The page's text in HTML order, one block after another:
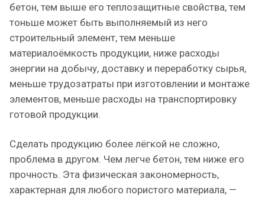
бетон, тем выше его теплозащитные свойства, тем
тоньше может быть выполняемый из него
строительный элемент, тем меньше
материалоёмкость продукции, ниже расходы
энергии на добычу, доставку и переработку сырья,
меньше трудозатраты при изготовлении и монтаже
элементов, меньше расходы на транспортировку
готовой продукции.
Сделать продукцию более лёгкой не сложно,
проблема в другом. Чем легче бетон, тем ниже его
прочность. Эта физическая закономерность,
характерная для любого пористого материала, —